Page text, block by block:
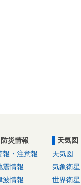
防災情報
報・注意報
震情報
波情報
天気図
天気図
気象衛星
世界衛星